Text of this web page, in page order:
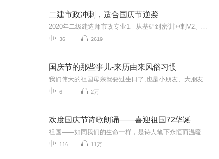
二建市政冲刺，适合国庆节逆袭
36 2619
国庆节的那些事儿-来历由来风俗习惯
6 2万
欢度国庆节诗歌朗诵——喜迎祖国72华诞
116 11万